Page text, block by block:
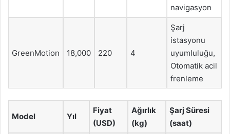
navigasyon
GreenMotion 18,000 220 4
Şarj
istasyonu
uyumluluğu,
Otomatik acil
frenleme
Model Yıl
Fiyat
(USD)
Ağırlık
(kg)
Şarj Süresi
(saat)